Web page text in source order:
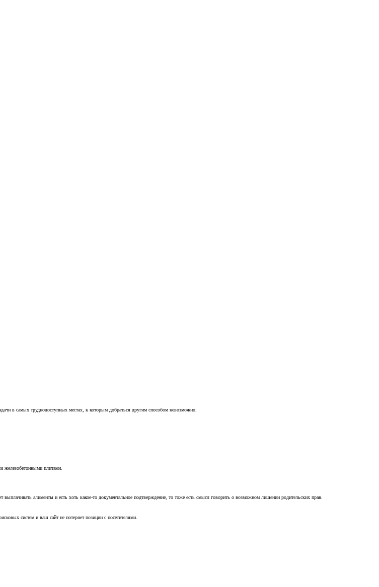
в самых труднодоступных местах, к которым добраться другим способом невозможно.
железобетонными плитами.
алименты и есть хоть какое-то документальное подтверждение, то тоже есть смысл говорить о возможном лишении родительских прав.
систем и ваш сайт не потеряет позиции с посетителями.